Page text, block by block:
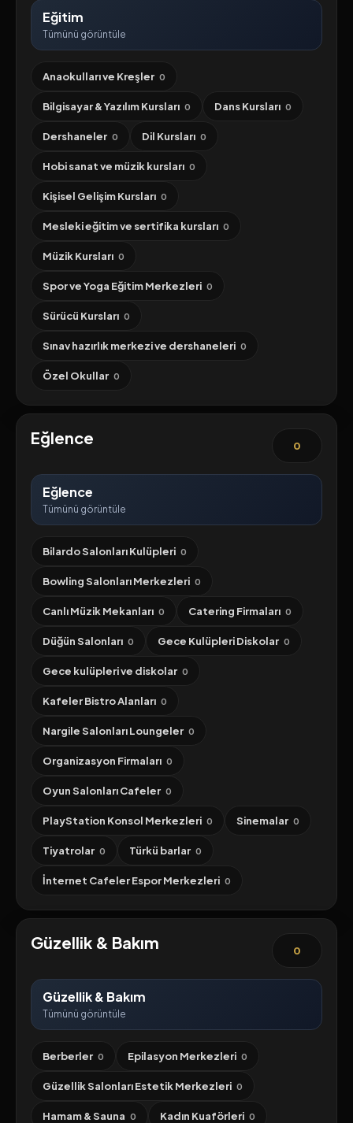
Eğitim
Tümünü görüntüle
Anaokulları ve Kreşler 0
Bilgisayar & Yazılım Kursları 0 Dans Kursları 0
Dershaneler 0 Dil Kursları 0
Hobi sanat ve müzik kursları 0
Kişisel Gelişim Kursları 0
Mesleki eğitim ve sertifika kursları 0
Müzik Kursları 0
Spor ve Yoga Eğitim Merkezleri 0
Sürücü Kursları 0
Sınav hazırlık merkezi ve dershaneleri 0
Özel Okullar 0
Eğlence 0
Eğlence
Tümünü görüntüle
Bilardo Salonları Kulüpleri 0
Bowling Salonları Merkezleri 0
Canlı Müzik Mekanları 0 Catering Firmaları 0
Düğün Salonları 0 Gece Kulüpleri Diskolar 0
Gece kulüpleri ve diskolar 0
Kafeler Bistro Alanları 0
Nargile Salonları Loungeler 0
Organizasyon Firmaları 0
Oyun Salonları Cafeler 0
PlayStation Konsol Merkezleri 0 Sinemalar 0
Tiyatrolar 0 Türkü barlar 0
İnternet Cafeler Espor Merkezleri 0
Güzellik & Bakım 0
Güzellik & Bakım
Tümünü görüntüle
Berberler 0 Epilasyon Merkezleri 0
Güzellik Salonları Estetik Merkezleri 0
Hamam & Sauna 0 Kadın Kuaförleri 0